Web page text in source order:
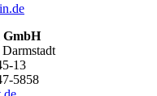
GmbH
13
5858